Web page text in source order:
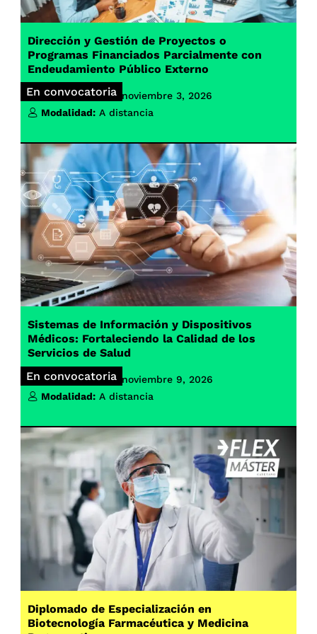
En convocatoria
Dirección y Gestión de Proyectos o
Programas Financiados Parcialmente con
Endeudamiento Público Externo
Inicio de clases: noviembre 3, 2026
Modalidad: A distancia
En convocatoria
Sistemas de Información y Dispositivos
Médicos: Fortaleciendo la Calidad de los
Servicios de Salud
Inicio de clases: noviembre 9, 2026
Modalidad: A distancia
Diplomado de Especialización en
Biotecnología Farmacéutica y Medicina